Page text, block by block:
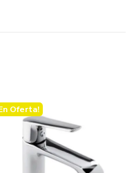
Oferta!